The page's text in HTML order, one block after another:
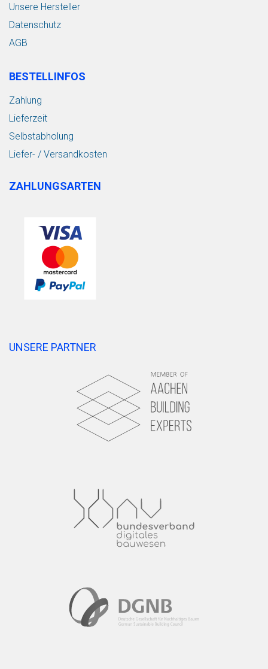
Unsere Hersteller
Datenschutz
AGB
BESTELLINFOS
Zahlung
Lieferzeit
Selbstabholung
Liefer- / Versandkosten
ZAHLUNGSARTEN
UNSERE PARTNER